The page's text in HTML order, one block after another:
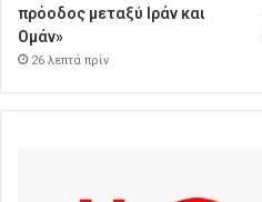
πρόοδος μεταξύ Ιράν και
Ομάν»
26 λεπτά πρίν